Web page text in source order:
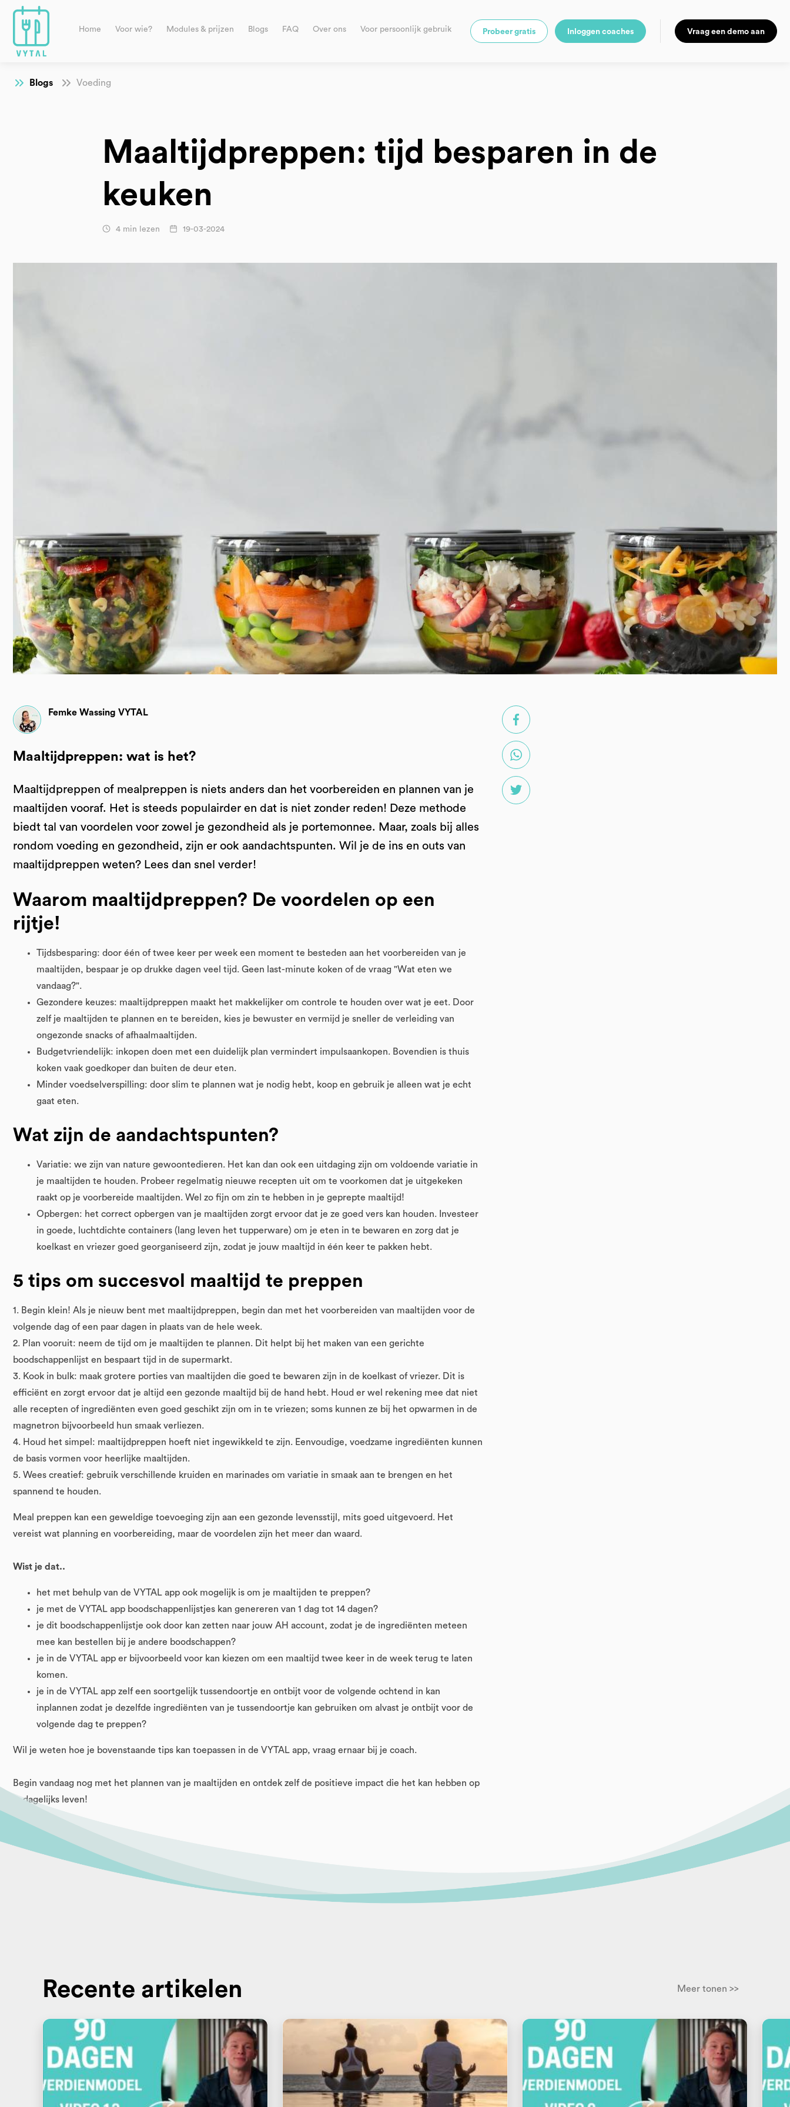
Home Voor wie? Modules & prijzen Blogs FAQ Over ons Voor persoonlijk gebruik Probeer gratis Inloggen coaches Vraag een demo aan
Blogs Voeding
Maaltijdpreppen: tijd besparen in de
keuken
4 min lezen 19-03-2024
Femke Wassing VYTAL
Maaltijdpreppen: wat is het?
Maaltijdpreppen of mealpreppen is niets anders dan het voorbereiden en plannen van je
maaltijden vooraf. Het is steeds populairder en dat is niet zonder reden! Deze methode
biedt tal van voordelen voor zowel je gezondheid als je portemonnee. Maar, zoals bij alles
rondom voeding en gezondheid, zijn er ook aandachtspunten. Wil je de ins en outs van
maaltijdpreppen weten? Lees dan snel verder!
Waarom maaltijdpreppen? De voordelen op een
rijtje!
Tijdsbesparing: door één of twee keer per week een moment te besteden aan het voorbereiden van je
maaltijden, bespaar je op drukke dagen veel tijd. Geen last-minute koken of de vraag "Wat eten we
vandaag?".
Gezondere keuzes: maaltijdpreppen maakt het makkelijker om controle te houden over wat je eet. Door
zelf je maaltijden te plannen en te bereiden, kies je bewuster en vermijd je sneller de verleiding van
ongezonde snacks of afhaalmaaltijden.
Budgetvriendelijk: inkopen doen met een duidelijk plan vermindert impulsaankopen. Bovendien is thuis
koken vaak goedkoper dan buiten de deur eten.
Minder voedselverspilling: door slim te plannen wat je nodig hebt, koop en gebruik je alleen wat je echt
gaat eten.
Wat zijn de aandachtspunten?
Variatie: we zijn van nature gewoontedieren. Het kan dan ook een uitdaging zijn om voldoende variatie in
je maaltijden te houden. Probeer regelmatig nieuwe recepten uit om te voorkomen dat je uitgekeken
raakt op je voorbereide maaltijden. Wel zo fijn om zin te hebben in je geprepte maaltijd!
Opbergen: het correct opbergen van je maaltijden zorgt ervoor dat je ze goed vers kan houden. Investeer
in goede, luchtdichte containers (lang leven het tupperware) om je eten in te bewaren en zorg dat je
koelkast en vriezer goed georganiseerd zijn, zodat je jouw maaltijd in één keer te pakken hebt.
5 tips om succesvol maaltijd te preppen
1. Begin klein! Als je nieuw bent met maaltijdpreppen, begin dan met het voorbereiden van maaltijden voor de
volgende dag of een paar dagen in plaats van de hele week.
2. Plan vooruit: neem de tijd om je maaltijden te plannen. Dit helpt bij het maken van een gerichte
boodschappenlijst en bespaart tijd in de supermarkt.
3. Kook in bulk: maak grotere porties van maaltijden die goed te bewaren zijn in de koelkast of vriezer. Dit is
efficiënt en zorgt ervoor dat je altijd een gezonde maaltijd bij de hand hebt. Houd er wel rekening mee dat niet
alle recepten of ingrediënten even goed geschikt zijn om in te vriezen; soms kunnen ze bij het opwarmen in de
magnetron bijvoorbeeld hun smaak verliezen.
4. Houd het simpel: maaltijdpreppen hoeft niet ingewikkeld te zijn. Eenvoudige, voedzame ingrediënten kunnen
de basis vormen voor heerlijke maaltijden.
5. Wees creatief: gebruik verschillende kruiden en marinades om variatie in smaak aan te brengen en het
spannend te houden.
Meal preppen kan een geweldige toevoeging zijn aan een gezonde levensstijl, mits goed uitgevoerd. Het
vereist wat planning en voorbereiding, maar de voordelen zijn het meer dan waard.
Wist je dat..
het met behulp van de VYTAL app ook mogelijk is om je maaltijden te preppen?
je met de VYTAL app boodschappenlijstjes kan genereren van 1 dag tot 14 dagen?
je dit boodschappenlijstje ook door kan zetten naar jouw AH account, zodat je de ingrediënten meteen
mee kan bestellen bij je andere boodschappen?
je in de VYTAL app er bijvoorbeeld voor kan kiezen om een maaltijd twee keer in de week terug te laten
komen.
je in de VYTAL app zelf een soortgelijk tussendoortje en ontbijt voor de volgende ochtend in kan
inplannen zodat je dezelfde ingrediënten van je tussendoortje kan gebruiken om alvast je ontbijt voor de
volgende dag te preppen?
Wil je weten hoe je bovenstaande tips kan toepassen in de VYTAL app, vraag ernaar bij je coach.
Begin vandaag nog met het plannen van je maaltijden en ontdek zelf de positieve impact die het kan hebben op
je dagelijks leven!
Meer tonen >>
Recente artikelen